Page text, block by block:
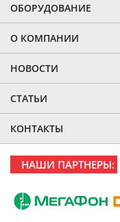
ОБОРУДОВАНИЕ
О КОМПАНИИ
НОВОСТИ
СТАТЬИ
КОНТАКТЫ
НАШИ ПАРТНЕРЫ: